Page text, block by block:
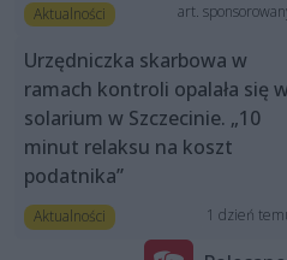
Aktualności art.
Urzędniczka skarbowa w
ramach kontroli opalała się w
solarium w Szczecinie. „10
minut relaksu na koszt
podatnika”
Aktualności 1 dzień